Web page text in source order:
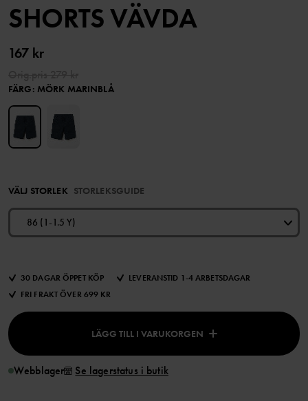
SHORTS VÄVDA
167 kr
FÄRG: MÖRK MARINBLÅ
VÄLJ STORLEK STORLEKSGUIDE
86 (1-1.5 Y)
30 DAGAR ÖPPET KÖP
LEVERANSTID 1-4 ARBETSDAGAR
FRI FRAKT ÖVER 699 KR
LÄGG TILL I VARUKORGEN
Webblager Se lagerstatus i butik